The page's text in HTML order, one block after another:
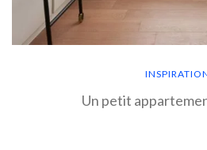
Un petit